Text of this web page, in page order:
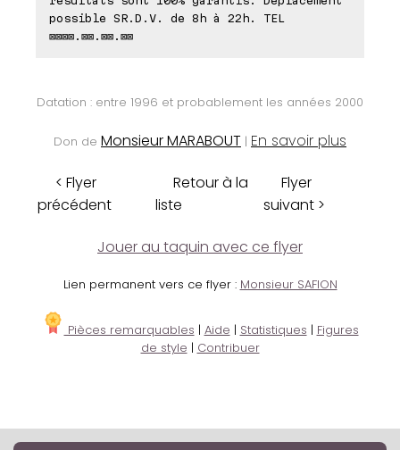
possible SR.D.V. de 8h à 22h. TEL
⊠⊠⊠⊠.⊠⊠.⊠⊠.⊠⊠
Datation : entre 1996 et probablement les années 2000
Don de Monsieur MARABOUT | En savoir plus
< Flyer
précédent
Retour à la
liste
Flyer
suivant >
Jouer au taquin avec ce flyer
Lien permanent vers ce flyer : Monsieur SAFION
Pièces remarquables | Aide | Statistiques | Figures
de style | Contribuer